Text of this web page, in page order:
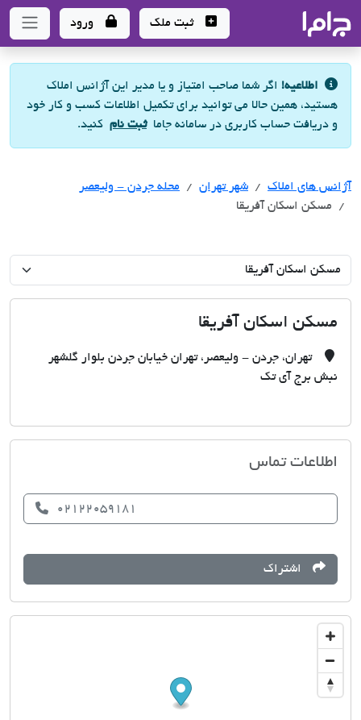
- سامانه جامع املاک و مشاورین املاک
ثبت ملک ورود
اطلاعیه! اگر شما صاحب امتیاز و یا مدیر این آژانس املاک
هستید، همین حالا می توانید برای تکمیل اطلاعات کسب و کار خود
و دریافت حساب کاربری در سامانه جاماثبت نام کنید.
آژانس های املاک آژانس های املاک
شهر تهران آژانس های املاک
محله جردن - ولیعصر
مسکن اسکان آفریقا
مسکن اسکان آفریقا
تهران، جردن - ولیعصر، تهران خیابان جردن بلوار گلشهر
نبش برج آی تک
اطلاعات تماس
02122059181
اشتراک